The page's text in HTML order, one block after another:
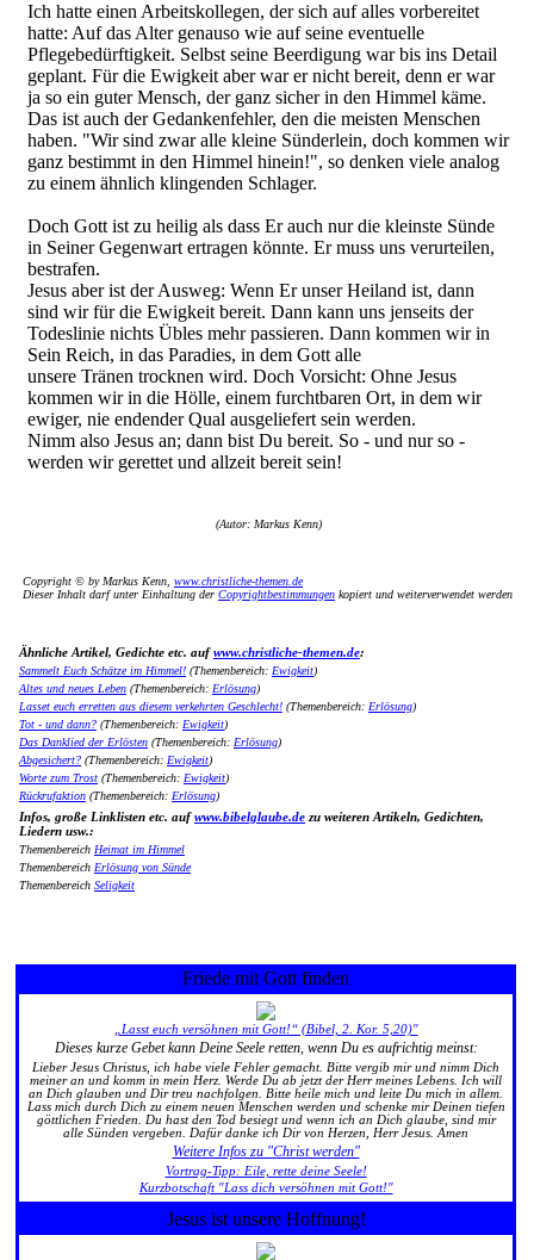
Ich hatte einen Arbeitskollegen, der sich auf alles vorbereitet
hatte: Auf das Alter genauso wie auf seine eventuelle
Pflegebedürftigkeit. Selbst seine Beerdigung war bis ins Detail
geplant. Für die Ewigkeit aber war er nicht bereit, denn er war
ja so ein guter Mensch, der ganz sicher in den Himmel käme.
Das ist auch der Gedankenfehler, den die meisten Menschen
haben. "Wir sind zwar alle kleine Sünderlein, doch kommen wir
ganz bestimmt in den Himmel hinein!", so denken viele analog
zu einem ähnlich klingenden Schlager.
Doch Gott ist zu heilig als dass Er auch nur die kleinste Sünde
in Seiner Gegenwart ertragen könnte. Er muss uns verurteilen,
bestrafen.
Jesus aber ist der Ausweg: Wenn Er unser Heiland ist, dann
sind wir für die Ewigkeit bereit. Dann kann uns jenseits der
Todeslinie nichts Übles mehr passieren. Dann kommen wir in
Sein Reich, in das Paradies, in dem Gott alle
unsere Tränen trocknen wird. Doch Vorsicht: Ohne Jesus
kommen wir in die Hölle, einem furchtbaren Ort, in dem wir
ewiger, nie endender Qual ausgeliefert sein werden.
Nimm also Jesus an; dann bist Du bereit. So - und nur so -
werden wir gerettet und allzeit bereit sein!
(Autor: Markus Kenn)
Copyright © by Markus Kenn, www.christliche-themen.de
Dieser Inhalt darf unter Einhaltung der Copyrightbestimmungen kopiert und weiterverwendet werden
Ähnliche Artikel, Gedichte etc. aufwww.christliche-themen.de:
Sammelt Euch Schätze im Himmel! (Themenbereich: Ewigkeit)
Altes und neues Leben (Themenbereich: Erlösung)
Lasset euch erretten aus diesem verkehrten Geschlecht! (Themenbereich: Erlösung)
Tot - und dann? (Themenbereich: Ewigkeit)
Das Danklied der Erlösten (Themenbereich: Erlösung)
Abgesichert? (Themenbereich: Ewigkeit)
Worte zum Trost (Themenbereich: Ewigkeit)
Rückrufaktion (Themenbereich: Erlösung)
Infos, große Linklisten etc. aufwww.bibelglaube.de zu weiteren Artikeln, Gedichten,
Liedern usw.:
Themenbereich Heimat im Himmel
Themenbereich Erlösung von Sünde
Themenbereich Seligkeit
Friede mit Gott finden
„Lasst euch versöhnen mit Gott!“ (Bibel, 2. Kor. 5,20)"
Dieses kurze Gebet kann Deine Seele retten, wenn Du es aufrichtig meinst:
Lieber Jesus Christus, ich habe viele Fehler gemacht. Bitte vergib mir und nimm Dich
meiner an und komm in mein Herz. Werde Du ab jetzt der Herr meines Lebens. Ich will
an Dich glauben und Dir treu nachfolgen. Bitte heile mich und leite Du mich in allem.
Lass mich durch Dich zu einem neuen Menschen werden und schenke mir Deinen tiefen
göttlichen Frieden. Du hast den Tod besiegt und wenn ich an Dich glaube, sind mir
alle Sünden vergeben. Dafür danke ich Dir von Herzen, Herr Jesus. Amen
Weitere Infos zu "Christ werden"
Vortrag-Tipp: Eile, rette deine Seele!
Kurzbotschaft "Lass dich versöhnen mit Gott!"
Jesus ist unsere Hoffnung!